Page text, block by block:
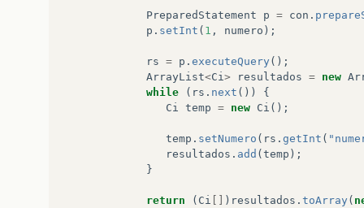
PreparedStatement p = con .
p . setInt ( 1 , numero );
rs = p . executeQuery ();
ArrayList<Ci> resultados = new
while
( rs . next ())
{
Ci temp = new Ci ();
temp . setNumero ( rs . getInt (
resultados . add ( temp );
}
return ( Ci ) resultados . toArray (